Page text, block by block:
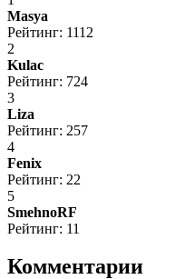
Masya
Рейтинг: 1112
2
Kulac
Рейтинг: 724
3
Liza
Рейтинг: 257
4
Fenix
Рейтинг: 22
5
SmehnoRF
Рейтинг: 11
Комментарии